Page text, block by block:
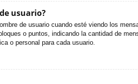
usuario?
de usuario cuando esté viendo los
o puntos, indicando la cantidad de
o personal para cada usuario.